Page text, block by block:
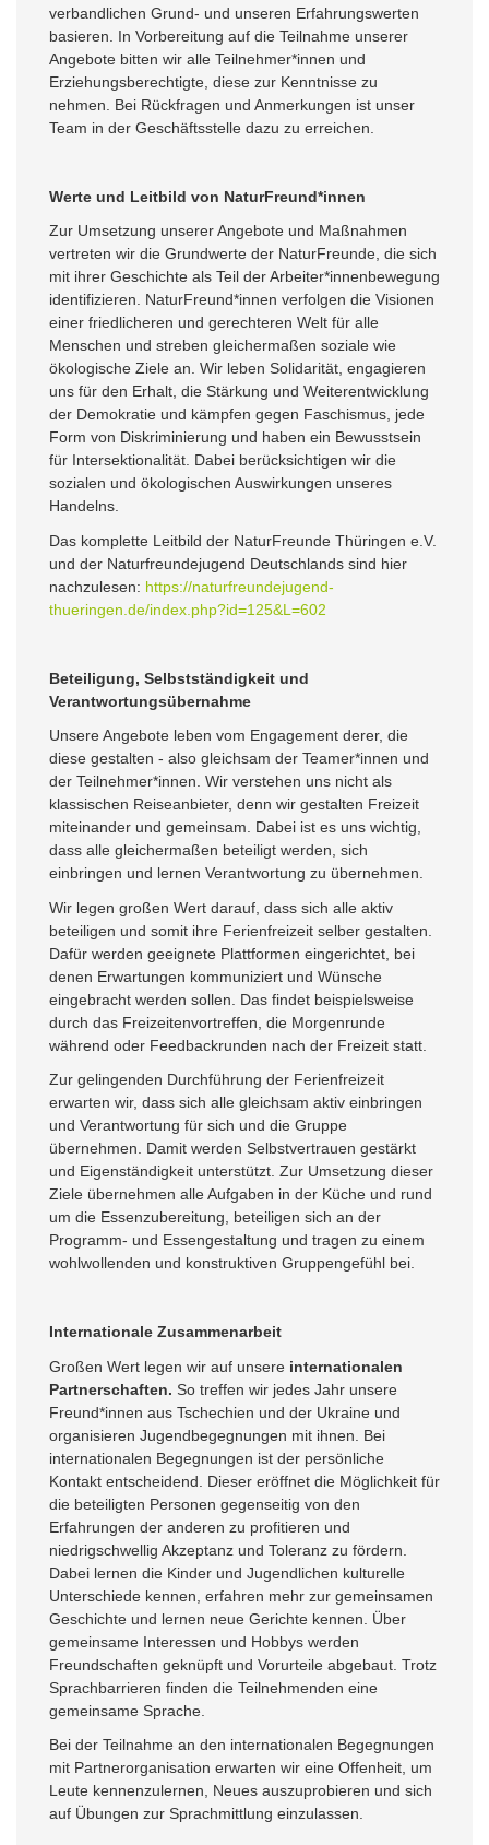
verbandlichen Grund- und unseren Erfahrungswerten
basieren. In Vorbereitung auf die Teilnahme unserer
Angebote bitten wir alle Teilnehmer*innen und
Erziehungsberechtigte, diese zur Kenntnisse zu
nehmen. Bei Rückfragen und Anmerkungen ist unser
Team in der Geschäftsstelle dazu zu erreichen.
Werte und Leitbild von NaturFreund*innen
Zur Umsetzung unserer Angebote und Maßnahmen
vertreten wir die Grundwerte der NaturFreunde, die sich
mit ihrer Geschichte als Teil der Arbeiter*innenbewegung
identifizieren. NaturFreund*innen verfolgen die Visionen
einer friedlicheren und gerechteren Welt für alle
Menschen und streben gleichermaßen soziale wie
ökologische Ziele an. Wir leben Solidarität, engagieren
uns für den Erhalt, die Stärkung und Weiterentwicklung
der Demokratie und kämpfen gegen Faschismus, jede
Form von Diskriminierung und haben ein Bewusstsein
für Intersektionalität. Dabei berücksichtigen wir die
sozialen und ökologischen Auswirkungen unseres
Handelns.
Das komplette Leitbild der NaturFreunde Thüringen e.V.
und der Naturfreundejugend Deutschlands sind hier
nachzulesen: https://naturfreundejugend-
thueringen.de/index.php?id=125&L=602
Beteiligung, Selbstständigkeit und
Verantwortungsübernahme
Unsere Angebote leben vom Engagement derer, die
diese gestalten - also gleichsam der Teamer*innen und
der Teilnehmer*innen. Wir verstehen uns nicht als
klassischen Reiseanbieter, denn wir gestalten Freizeit
miteinander und gemeinsam. Dabei ist es uns wichtig,
dass alle gleichermaßen beteiligt werden, sich
einbringen und lernen Verantwortung zu übernehmen.
Wir legen großen Wert darauf, dass sich alle aktiv
beteiligen und somit ihre Ferienfreizeit selber gestalten.
Dafür werden geeignete Plattformen eingerichtet, bei
denen Erwartungen kommuniziert und Wünsche
eingebracht werden sollen. Das findet beispielsweise
durch das Freizeitenvortreffen, die Morgenrunde
während oder Feedbackrunden nach der Freizeit statt.
Zur gelingenden Durchführung der Ferienfreizeit
erwarten wir, dass sich alle gleichsam aktiv einbringen
und Verantwortung für sich und die Gruppe
übernehmen. Damit werden Selbstvertrauen gestärkt
und Eigenständigkeit unterstützt. Zur Umsetzung dieser
Ziele übernehmen alle Aufgaben in der Küche und rund
um die Essenzubereitung, beteiligen sich an der
Programm- und Essengestaltung und tragen zu einem
wohlwollenden und konstruktiven Gruppengefühl bei.
Internationale Zusammenarbeit
Großen Wert legen wir auf unsere internationalen
Partnerschaften. So treffen wir jedes Jahr unsere
Freund*innen aus Tschechien und der Ukraine und
organisieren Jugendbegegnungen mit ihnen. Bei
internationalen Begegnungen ist der persönliche
Kontakt entscheidend. Dieser eröffnet die Möglichkeit für
die beteiligten Personen gegenseitig von den
Erfahrungen der anderen zu profitieren und
niedrigschwellig Akzeptanz und Toleranz zu fördern.
Dabei lernen die Kinder und Jugendlichen kulturelle
Unterschiede kennen, erfahren mehr zur gemeinsamen
Geschichte und lernen neue Gerichte kennen. Über
gemeinsame Interessen und Hobbys werden
Freundschaften geknüpft und Vorurteile abgebaut. Trotz
Sprachbarrieren finden die Teilnehmenden eine
gemeinsame Sprache.
Bei der Teilnahme an den internationalen Begegnungen
mit Partnerorganisation erwarten wir eine Offenheit, um
Leute kennenzulernen, Neues auszuprobieren und sich
auf Übungen zur Sprachmittlung einzulassen.